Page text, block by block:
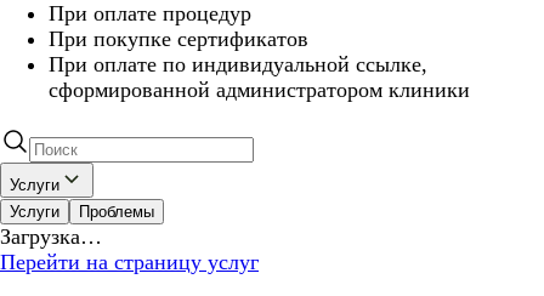
При оплате процедур
При покупке сертификатов
При оплате по индивидуальной ссылке,
сформированной администратором клиники
Услуги
Услуги
Проблемы
Загрузка…
Перейти на страницу услуг